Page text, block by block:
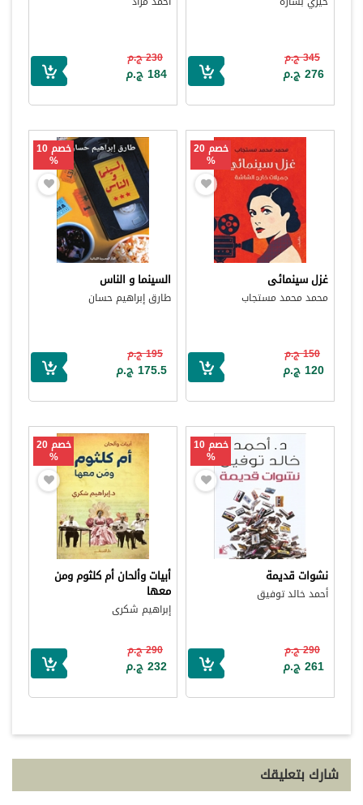
345 ج.م
276 ج.م
230 ج.م
184 ج.م
خصم 20
%
غزل سينمائى
محمد محمد مستجاب
150 ج.م
120 ج.م
خصم 10
%
السينما و الناس
طارق إبراهيم حسان
195 ج.م
175.5 ج.م
خصم 10
%
نشوات قديمة
أحمد خالد توفيق
290 ج.م
261 ج.م
خصم 20
%
أبيات وألحان أم كلثوم ومن
معها
إبراهيم شكرى
290 ج.م
232 ج.م
شارك بتعليقك